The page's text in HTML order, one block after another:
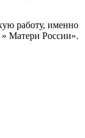
работу, именно
Матери России».